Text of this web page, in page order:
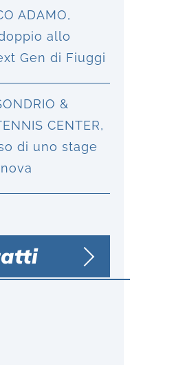
ADAMO,
allo
Gen di Fiuggi
&
CENTER,
di uno stage